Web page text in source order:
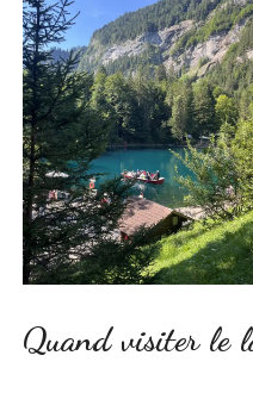
Quand visiter le